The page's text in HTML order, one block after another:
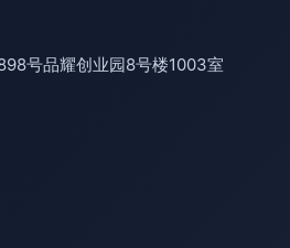
号品耀创业园8号楼1003室